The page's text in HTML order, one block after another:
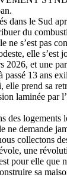
dans le Sud
du
ne s’est pas
elle s’est
2026, et une
13 ans
elle prend sa
laminée par
des logements
ne demande
collectons
une
pour elle que
sa